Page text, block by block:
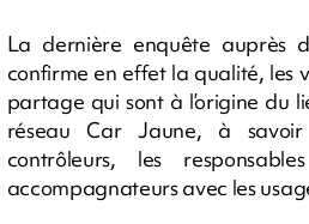
La dernière enquête auprès
confirme en effet la qualité, les
partage qui sont à l’origine du
réseau Car Jaune, à
contrôleurs, les
accompagnateurs avec les